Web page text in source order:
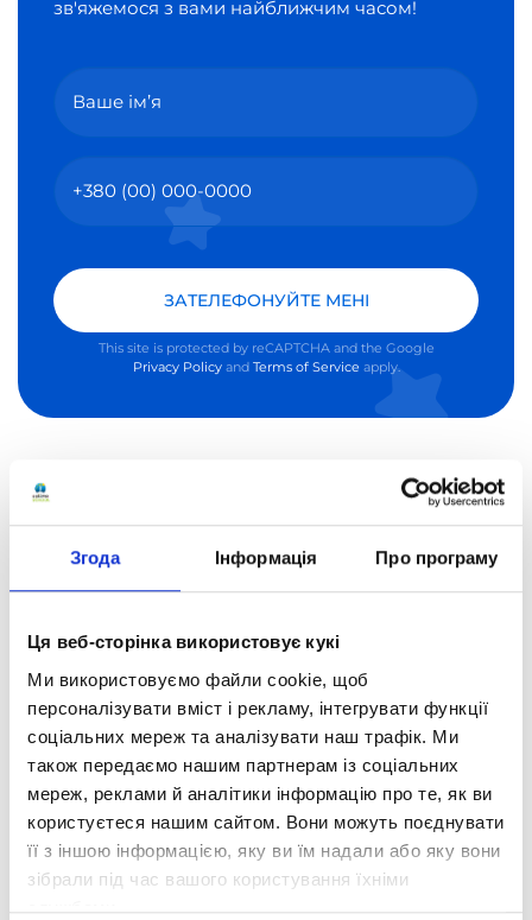
Згода Інформація Про програму
Ця веб-сторінка використовує кукі
Ми використовуємо файли cookie, щоб
персоналізувати вміст і рекламу, інтегрувати функції
соціальних мереж та аналізувати наш трафік. Ми
також передаємо нашим партнерам із соціальних
мереж, реклами й аналітики інформацію про те, як ви
користуєтеся нашим сайтом. Вони можуть поєднувати
її з іншою інформацією, яку ви їм надали або яку вони
зібрали під час вашого користування їхніми
службами.
зв'яжемося з вами найближчим часом!
ЗАТЕЛЕФОНУЙТЕ МЕНІ
This site is protected by reCAPTCHA and the Google
Privacy Policyand Terms of Service apply.
Як замовити
послугу?
Крок 1
Зателефонуйте нам
Для того, щоб забрати документи зі своєї старої
школи, вам необхідно надати довідку зі школи, в яку
ви збираєтеся переходити. «Оптіма» надає цей
документ на першу вимогу.